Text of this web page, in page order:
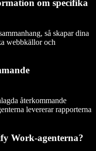
om specifika
så skapar dina
webbkällor och
återkommande
levererar rapporterna
Work-agenterna?